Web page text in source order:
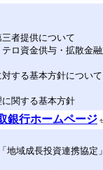
者提供について
ロ資金供与・拡散金
する基本方針について
関する基本方針
銀行ホームページ
地域成長投資連携協定